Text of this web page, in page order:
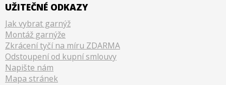
UŽITEČNÉ ODKAZY
Jak vybrat garnýž
Montáž garnýže
Zkrácení tyčí na míru ZDARMA
Odstoupení od kupní smlouvy
Napište nám
Mapa stránek